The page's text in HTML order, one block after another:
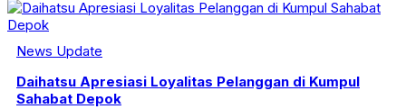
News Update
Daihatsu Apresiasi Loyalitas Pelanggan di Kumpul
Sahabat Depok